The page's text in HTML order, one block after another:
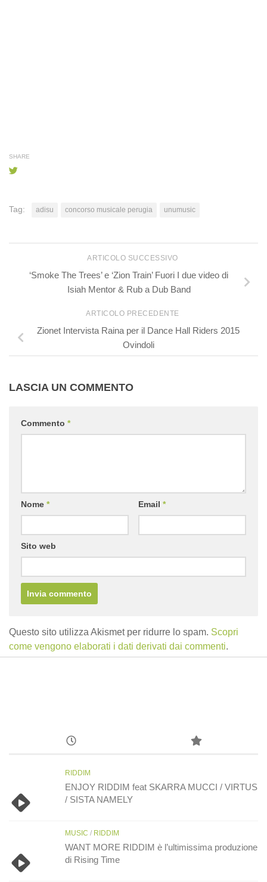
SHARE
Tag: adisu concorso musicale perugia unumusic
ARTICOLO SUCCESSIVO
‘Smoke The Trees’ e ‘Zion Train’ Fuori I due video di
Isiah Mentor & Rub a Dub Band
ARTICOLO PRECEDENTE
Zionet Intervista Raina per il Dance Hall Riders 2015
Ovindoli
LASCIA UN COMMENTO
Commento *
Nome * Email *
Sito web
Questo sito utilizza Akismet per ridurre lo spam. Scopri
come vengono elaborati i dati derivati dai commenti.
RIDDIM
ENJOY RIDDIM feat SKARRA MUCCI / VIRTUS
/ SISTA NAMELY
MUSIC / RIDDIM
WANT MORE RIDDIM è l’ultimissima produzione
di Rising Time